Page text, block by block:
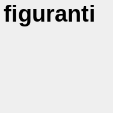
figuranti